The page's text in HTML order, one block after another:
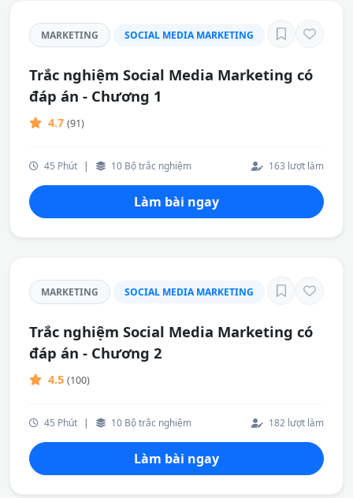
MARKETING SOCIAL MEDIA MARKETING
Trắc nghiệm Social Media Marketing có
đáp án - Chương 1
4.7 (91)
45 Phút | 10 Bộ trắc nghiệm 163 lượt làm
Làm bài ngay
MARKETING SOCIAL MEDIA MARKETING
Trắc nghiệm Social Media Marketing có
đáp án - Chương 2
4.5 (100)
45 Phút | 10 Bộ trắc nghiệm 182 lượt làm
Làm bài ngay